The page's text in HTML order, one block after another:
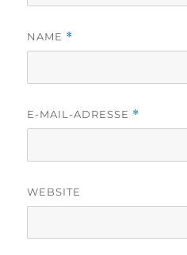
NAME *
E-MAIL-ADRESSE *
WEBSITE